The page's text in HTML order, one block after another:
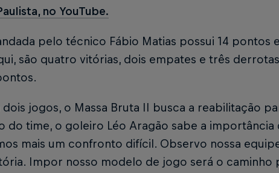
no YouTube.
pelo técnico Fábio Matias possui 14 pontos
são quatro vitórias, dois empates e três
dois jogos, o Massa Bruta II busca a reabilitação
do time, o goleiro Léo Aragão sabe a importância
mais um confronto difícil. Observo nossa
Impor nosso modelo de jogo será o caminho